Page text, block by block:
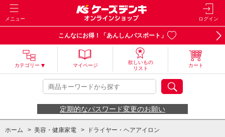
メニュー ログイン
こんなにお得！「あんしんパスポート」
カテゴリー マイページ
欲しいもの
リスト
カート
定期的なパスワード変更のお願い
ホーム > 美容・健康家電 > ドライヤー・ヘアアイロン